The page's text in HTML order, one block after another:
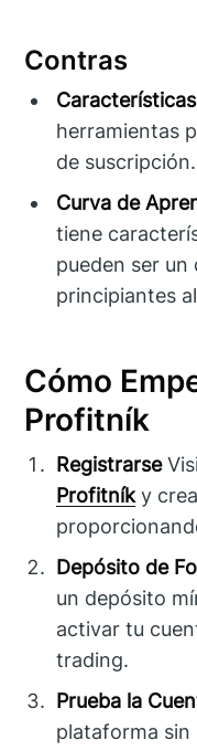
Contras
herramientas
de suscripción.
Curva de
tiene
pueden ser un
principiantes
Cómo
Profitník
Registrarse
Profitníky
Depósito de
un depósito
activar tu
trading.
Prueba la
plataforma sin